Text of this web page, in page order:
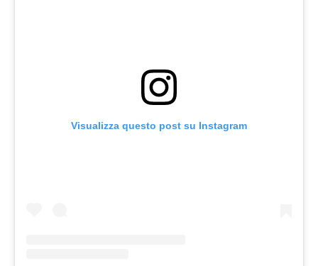
Visualizza questo post su Instagram